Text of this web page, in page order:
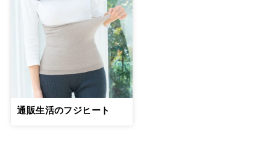
通販生活のフジヒート